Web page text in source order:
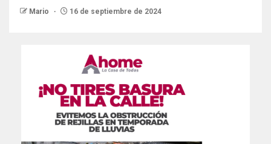
Mario 16 de septiembre de 2024